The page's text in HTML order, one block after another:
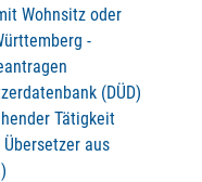
Wohnsitz oder
-
(DÜD)
Tätigkeit
aus